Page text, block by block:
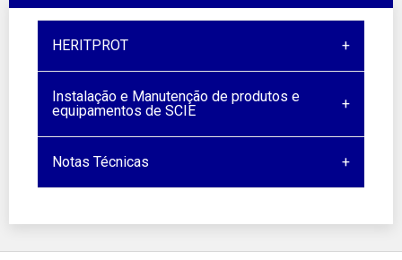
HERITPROT
Instalação e Manutenção de produtos e
equipamentos de SCIE
Notas Técnicas